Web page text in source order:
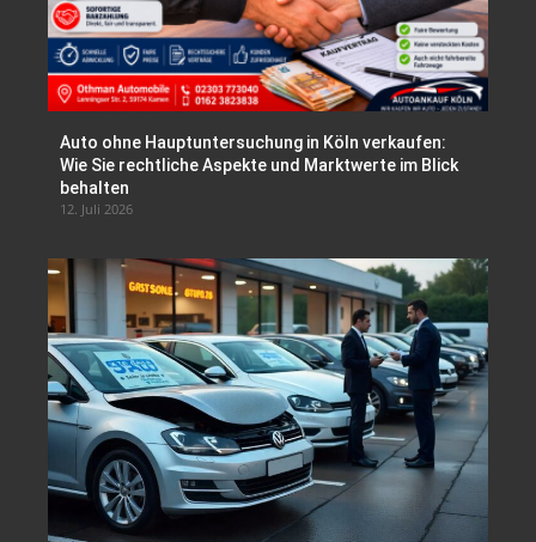
Auto ohne Hauptuntersuchung in Köln verkaufen:
Wie Sie rechtliche Aspekte und Marktwerte im Blick
behalten
12. Juli 2026